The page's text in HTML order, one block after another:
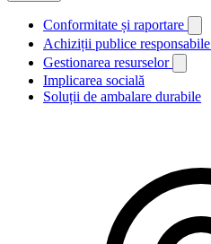
Conformitate și raportare
Achiziții publice responsabile
Gestionarea resurselor
Implicarea socială
Soluții de ambalare durabile